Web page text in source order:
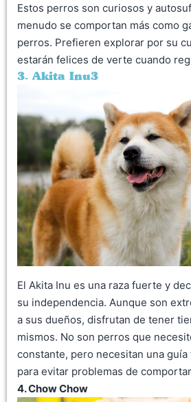
Estos perros son curiosos y
menudo se comportan más como
perros. Prefieren explorar por su
estarán felices de verte cuando
3. Akita Inu3
El Akita Inu es una raza fuerte y
su independencia. Aunque son
a sus dueños, disfrutan de tener
mismos. No son perros que
constante, pero necesitan una
para evitar problemas de
4. Chow Chow